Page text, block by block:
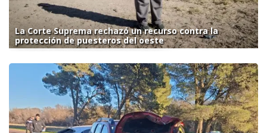
La Corte Suprema rechazó un recurso contra la
protección de puesteros del oeste